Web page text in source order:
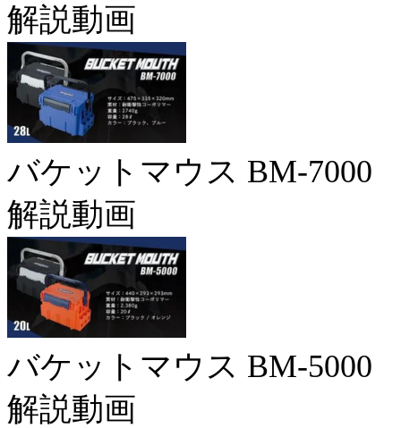
解説動画
バケットマウス BM-7000
解説動画
バケットマウス BM-5000
解説動画